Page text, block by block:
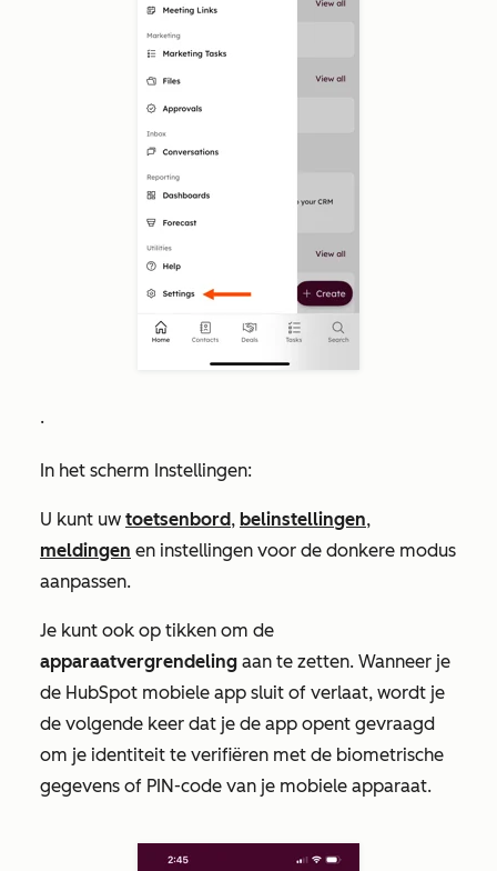
.
In het scherm Instellingen:
U kunt uw toetsenbord, belinstellingen,
meldingen en instellingen voor de donkere modus
aanpassen.
Je kunt ook op tikken om de
apparaatvergrendeling aan te zetten. Wanneer je
de HubSpot mobiele app sluit of verlaat, wordt je
de volgende keer dat je de app opent gevraagd
om je identiteit te verifiëren met de biometrische
gegevens of PIN-code van je mobiele apparaat.